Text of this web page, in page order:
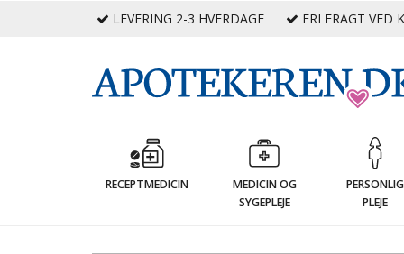
LEVERING 2-3 HVERDAGE FRI FRAGT VED
RECEPTMEDICIN
MEDICIN OG
SYGEPLEJE
PERSONLIG
PLEJE